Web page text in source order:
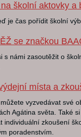
školní aktovky a
je čas pořídit školní
se značkou
s námi zasoutěžit o
místa a
vyzvedávat své
Agátina světa. Také
individuální zkoušení
poradenstvím.